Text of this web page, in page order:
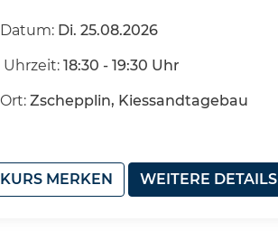
Datum: Di. 25.08.2026
Uhrzeit: 18:30 - 19:30 Uhr
Ort: Zschepplin, Kiessandtagebau
KURS MERKEN WEITERE DETAILS